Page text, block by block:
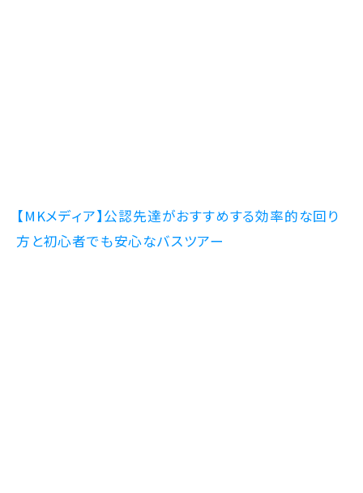
【MKメディア】公認先達がおすすめする効率的な回り
方と初心者でも安心なバスツアー